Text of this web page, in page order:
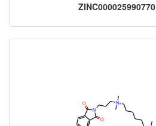
ZINC000025990770